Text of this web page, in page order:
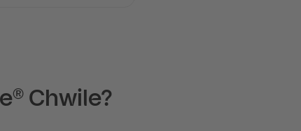
Chwile?